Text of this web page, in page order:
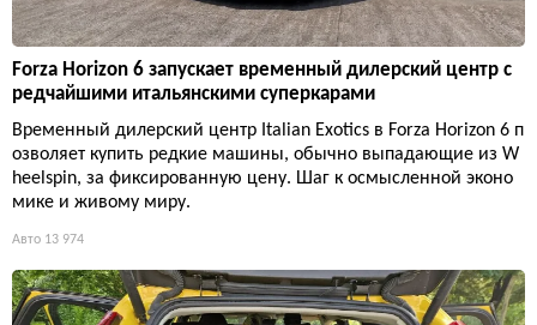
Forza Horizon 6 запускает временный дилерский центр с
редчайшими итальянскими суперкарами
Временный дилерский центр Italian Exotics в Forza Horizon 6 п
озволяет купить редкие машины, обычно выпадающие из W
heelspin, за фиксированную цену. Шаг к осмысленной эконо
мике и живому миру.
Авто 13 974